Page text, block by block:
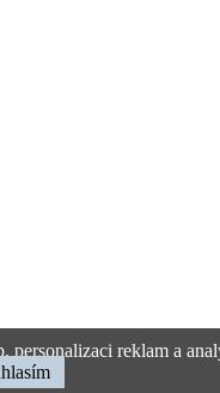
personalizaci reklam a